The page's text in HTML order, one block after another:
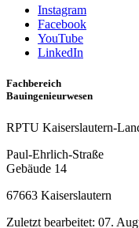
Instagram
Facebook
YouTube
LinkedIn
Fachbereich
Bauingenieurwesen
RPTU Kaiserslautern-
Paul-Ehrlich-Straße
Gebäude 14
67663 Kaiserslautern
Zuletzt bearbeitet: 07.